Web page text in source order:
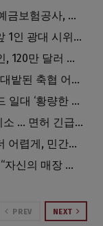
’10억 빚’ 안갚고 미국 온 한인 부부 … 예금보험공사, 미국서 소송
[화제] “내 돈 갚아라” 김원석씨 자택 앞 1인 광대 시위 … 한인 투자사, “108만 달러 못받아”
위조여권으로 미국 재입국한 추방 한인, 120만 달러 은행 사기 행각
[충격] “외국인 심판들에 성접대” … 쑥대밭된 축협 어디까지 추락하나
칙필레마저 문 닫았다 … 선셋·하이랜드 일대 ‘황량한 거리’로
한인 한의사, 환자 성추행·폭행 혐의 기소 … 면허 긴급정지
[이민]시민권 시험 확 바뀐다 … 영어 더 어렵게, 민간시험 도입 추진
인앤아웃, 총기난사 희생 직원 추모 … “자신의 매장 운영이 꿈이었다”
PREV NEXT